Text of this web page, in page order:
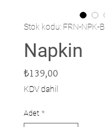
Stok kodu: FRN-NPK-B
Napkin
₺139,00
KDV dahil
Adet *